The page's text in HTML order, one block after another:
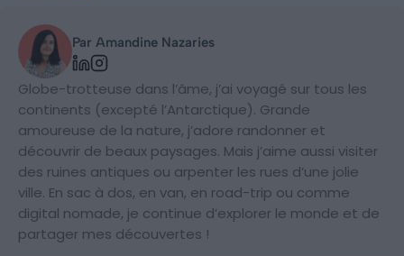
Par Amandine Nazaries
Globe-trotteuse dans l’âme, j’ai voyagé sur tous les
continents (excepté l’Antarctique). Grande
amoureuse de la nature, j’adore randonner et
découvrir de beaux paysages. Mais j’aime aussi visiter
des ruines antiques ou arpenter les rues d’une jolie
ville. En sac à dos, en van, en road-trip ou comme
digital nomade, je continue d’explorer le monde et de
partager mes découvertes !